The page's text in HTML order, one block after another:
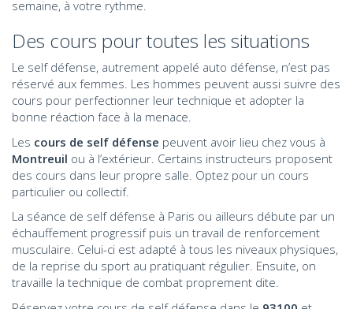
semaine, à votre rythme.
Des cours pour toutes les situations
Le self défense, autrement appelé auto défense, n’est pas
réservé aux femmes. Les hommes peuvent aussi suivre des
cours pour perfectionner leur technique et adopter la
bonne réaction face à la menace.
Les cours de self défense peuvent avoir lieu chez vous à
Montreuil ou à l’extérieur. Certains instructeurs proposent
des cours dans leur propre salle. Optez pour un cours
particulier ou collectif.
La séance de self défense à Paris ou ailleurs débute par un
échauffement progressif puis un travail de renforcement
musculaire. Celui-ci est adapté à tous les niveaux physiques,
de la reprise du sport au pratiquant régulier. Ensuite, on
travaille la technique de combat proprement dite.